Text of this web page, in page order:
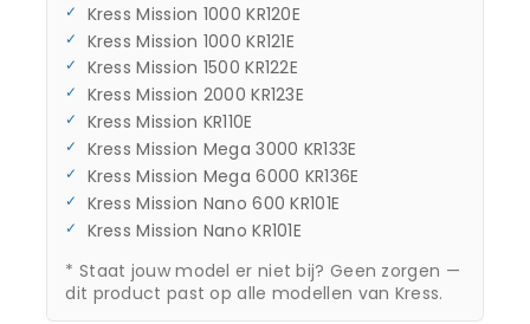
Kress Mission 1000 KR120E
Kress Mission 1000 KR121E
Kress Mission 1500 KR122E
Kress Mission 2000 KR123E
Kress Mission KR110E
Kress Mission Mega 3000 KR133E
Kress Mission Mega 6000 KR136E
Kress Mission Nano 600 KR101E
Kress Mission Nano KR101E
* Staat jouw model er niet bij? Geen zorgen —
dit product past op alle modellen van Kress.